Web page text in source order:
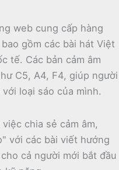
web cung cấp hàng
bao gồm các bài hát Việt
tế. Các bản cảm âm
C5, A4, F4, giúp người
loại sáo của mình.
việc chia sẻ cảm âm,
với các bài viết hướng
cả người mới bắt đầu